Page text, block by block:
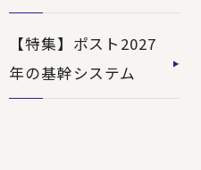
【特集】ポスト2027
年の基幹システム